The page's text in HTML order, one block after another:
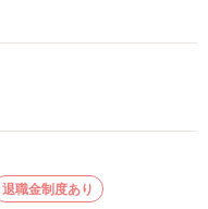
退職金制度あり